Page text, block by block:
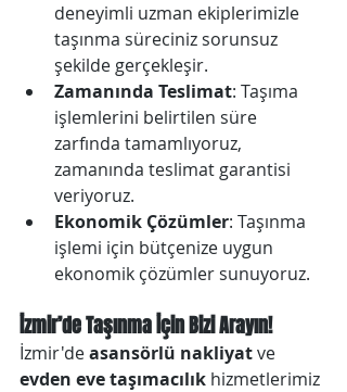
deneyimli uzman ekiplerimizle
taşınma süreciniz sorunsuz
şekilde gerçekleşir.
Zamanında Teslimat: Taşıma
işlemlerini belirtilen süre
zarfında tamamlıyoruz,
zamanında teslimat garantisi
veriyoruz.
Ekonomik Çözümler: Taşınma
işlemi için bütçenize uygun
ekonomik çözümler sunuyoruz.
İzmir’de Taşınma İçin Bizi Arayın!
İzmir'de asansörlü nakliyat ve
evden eve taşımacılık hizmetlerimiz